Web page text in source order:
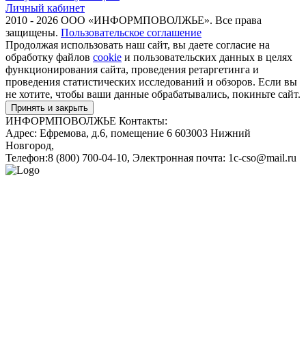
Личный кабинет
2010 - 2026 ООО «ИНФОРМПОВОЛЖЬЕ». Все права
защищены. Пользовательское соглашение
Продолжая использовать наш сайт, вы даете согласие на
обработку файлов cookie и пользовательских данных в целях
функционирования сайта, проведения ретаргетинга и
проведения статистических исследований и обзоров. Если вы
не хотите, чтобы ваши данные обрабатывались, покиньте сайт.
Принять и закрыть
ИНФОРМПОВОЛЖЬЕ Контакты:
Адрес: Ефремова, д.6, помещение 6 603003 Нижний
Новгород,
Телефон:8 (800) 700-04-10, Электронная почта: 1c-cso@mail.ru